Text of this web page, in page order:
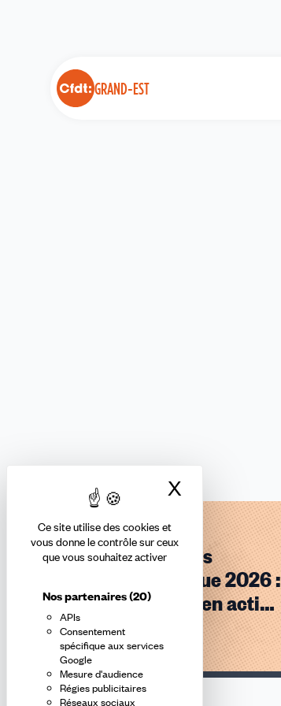
Ce site utilise des cookies et
vous donne le contrôle sur ceux
que vous souhaitez activer
Nos partenaires(20)
APIs
Consentement
spécifique aux services
Google
Mesure d'audience
Régies publicitaires
Réseaux sociaux
X
GRAND-EST
Thématiques
Fonctions publiques
Elections
professionnelles
fonction publique 2026 :
la CFDT Alsace en action
!
Lire l'article